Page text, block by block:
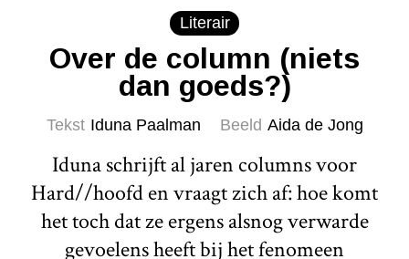
Literair
Over de column (niets
dan goeds?)
Tekst Iduna Paalman Beeld Aida de Jong
Iduna schrijft al jaren columns voor
Hard//hoofd en vraagt zich af: hoe komt
het toch dat ze ergens alsnog verwarde
gevoelens heeft bij het fenomeen